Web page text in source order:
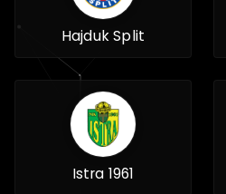
Hajduk Split
Istra 1961